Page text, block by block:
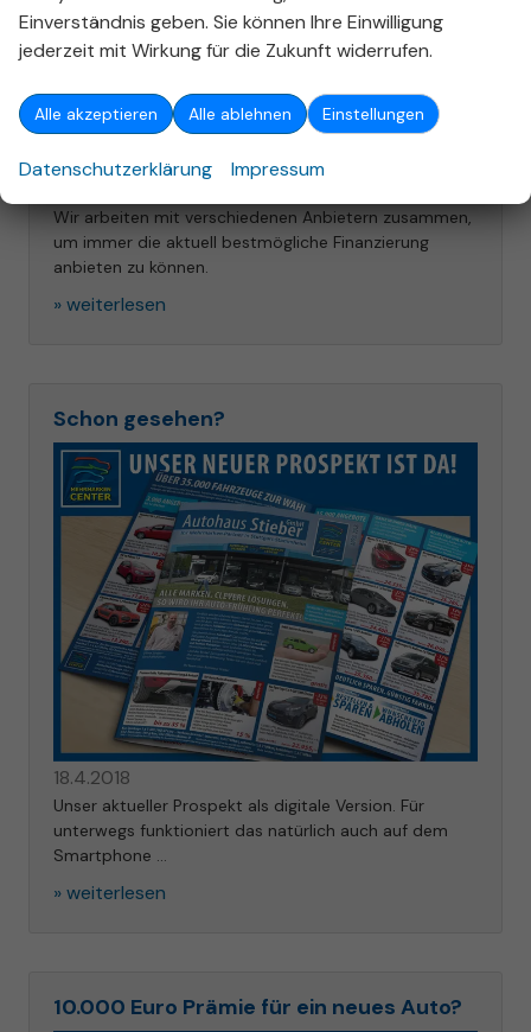
Wir arbeiten mit verschiedenen Anbietern zusammen,
um immer die aktuell bestmögliche Finanzierung
anbieten zu können.
» weiterlesen
Schon gesehen?
18.4.2018
Unser aktueller Prospekt als digitale Version. Für
unterwegs funktioniert das natürlich auch auf dem
Smartphone …
» weiterlesen
10.000 Euro Prämie für ein neues Auto?
Einverständnis geben. Sie können Ihre Einwilligung
jederzeit mit Wirkung für die Zukunft widerrufen.
Alle akzeptieren Alle ablehnen Einstellungen
Datenschutzerklärung Impressum